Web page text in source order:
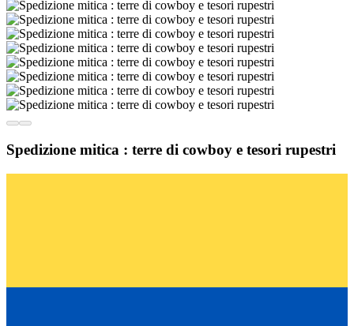
Spedizione mitica : terre di cowboy e tesori rupestri